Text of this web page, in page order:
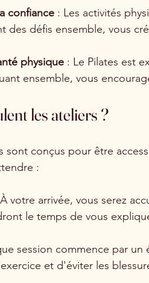
confiance : Les activités
des défis ensemble, vous
physique : Le Pilates est
ensemble, vous
les ateliers ?
sont conçus pour être
:
votre arrivée, vous serez
le temps de vous
session commence par un
et d'éviter les